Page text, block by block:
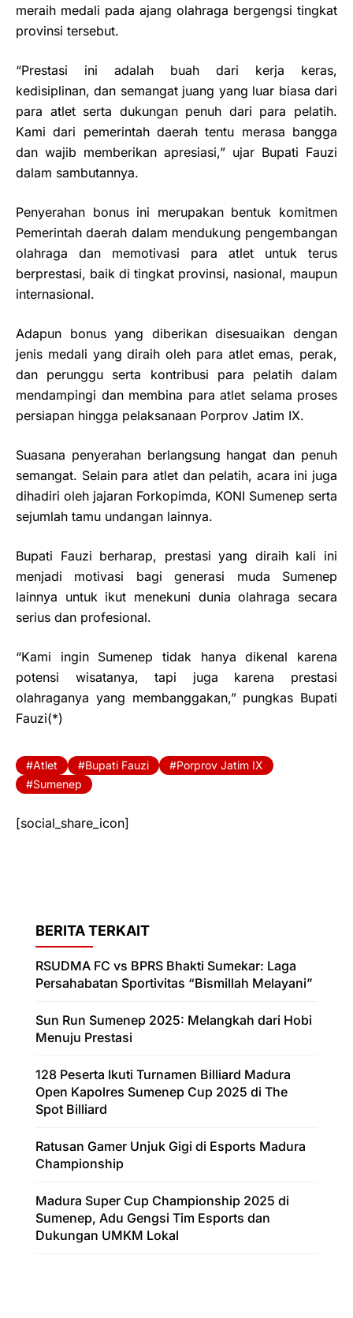
meraih medali pada ajang olahraga bergengsi tingkat
provinsi tersebut.
“Prestasi ini adalah buah dari kerja keras,
kedisiplinan, dan semangat juang yang luar biasa dari
para atlet serta dukungan penuh dari para pelatih.
Kami dari pemerintah daerah tentu merasa bangga
dan wajib memberikan apresiasi,” ujar Bupati Fauzi
dalam sambutannya.
Penyerahan bonus ini merupakan bentuk komitmen
Pemerintah daerah dalam mendukung pengembangan
olahraga dan memotivasi para atlet untuk terus
berprestasi, baik di tingkat provinsi, nasional, maupun
internasional.
Adapun bonus yang diberikan disesuaikan dengan
jenis medali yang diraih oleh para atlet emas, perak,
dan perunggu serta kontribusi para pelatih dalam
mendampingi dan membina para atlet selama proses
persiapan hingga pelaksanaan Porprov Jatim IX.
Suasana penyerahan berlangsung hangat dan penuh
semangat. Selain para atlet dan pelatih, acara ini juga
dihadiri oleh jajaran Forkopimda, KONI Sumenep serta
sejumlah tamu undangan lainnya.
Bupati Fauzi berharap, prestasi yang diraih kali ini
menjadi motivasi bagi generasi muda Sumenep
lainnya untuk ikut menekuni dunia olahraga secara
serius dan profesional.
“Kami ingin Sumenep tidak hanya dikenal karena
potensi wisatanya, tapi juga karena prestasi
olahraganya yang membanggakan,” pungkas Bupati
Fauzi(*)
Atlet Bupati Fauzi
Porprov Jatim IX
Sumenep
[social_share_icon]
BERITA TERKAIT
RSUDMA FC vs BPRS Bhakti Sumekar: Laga
Persahabatan Sportivitas “Bismillah Melayani”
Sun Run Sumenep 2025: Melangkah dari Hobi
Menuju Prestasi
128 Peserta Ikuti Turnamen Billiard Madura
Open Kapolres Sumenep Cup 2025 di The
Spot Billiard
Ratusan Gamer Unjuk Gigi di Esports Madura
Championship
Madura Super Cup Championship 2025 di
Sumenep, Adu Gengsi Tim Esports dan
Dukungan UMKM Lokal